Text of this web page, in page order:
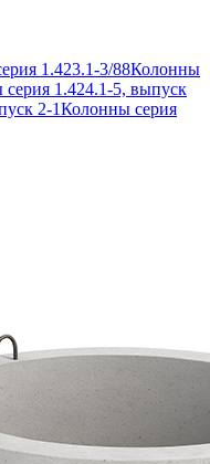
1.423.1-3/88Колонны
1.424.1-5, выпуск
2-1Колонны серия